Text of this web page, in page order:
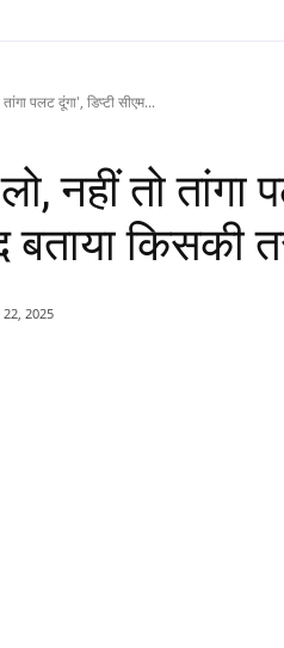
पलट दूंगा', डिप्टी सीएम...
नहीं तो तांगा
किसकी
2025